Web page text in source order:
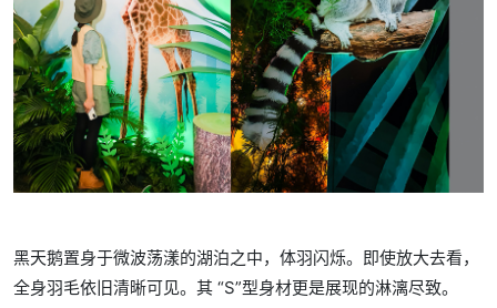
黑天鹅置身于微波荡漾的湖泊之中，体羽闪烁。即使放大去看，
全身羽毛依旧清晰可见。其 “S”型身材更是展现的淋漓尽致。